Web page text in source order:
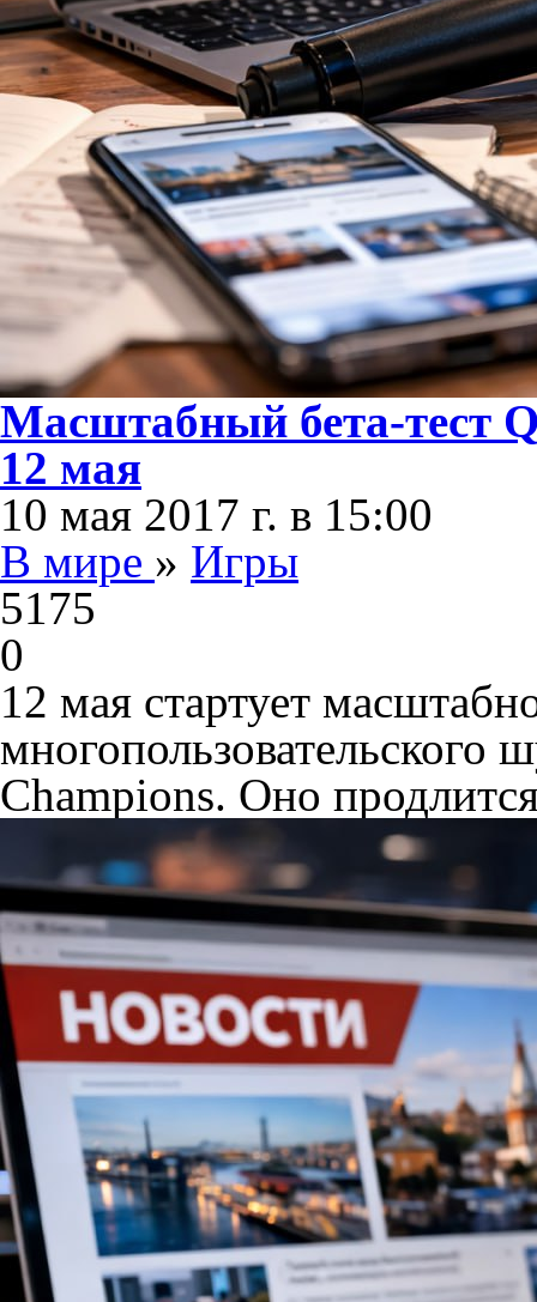
Масштабный бета-тест
12 мая
10 мая 2017 г. в 15:00
В мире » Игры
5175
0
12 мая стартует
многопользовательского
Champions. Оно